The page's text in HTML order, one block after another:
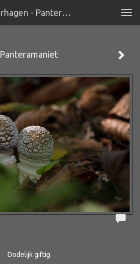
Fotografie Wim Verhagen - Panteramaniet
Panteramaniet
Dodelijk giftig